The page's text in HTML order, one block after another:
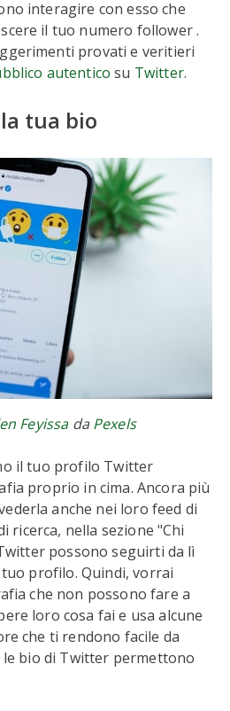
interagire con esso che
il tuo numero follower .
provati e veritieri
autentico su Twitter.
tua bio
Feyissada Pexels
il tuo profilo Twitter
proprio in cima. Ancora più
anche nei loro feed di
ricerca, nella sezione "Chi
possono seguirti da lì
profilo. Quindi, vorrai
che non possono fare a
loro cosa fai e usa alcune
che ti rendono facile da
bio di Twitter permettono